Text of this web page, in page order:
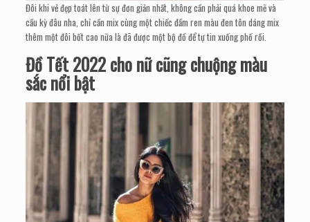
Đôi khi vẻ đẹp toát lên từ sự đơn giản nhất, không cần phải quá khoe mẽ và
cầu kỳ đâu nha, chỉ cần mix cùng một chiếc đầm ren màu đen tôn dáng mix
thêm một đôi bốt cao nữa là đã được một bộ đồ để tự tin xuống phố rồi.
Đồ Tết 2022 cho nữ cũng chuộng màu
sắc nổi bật